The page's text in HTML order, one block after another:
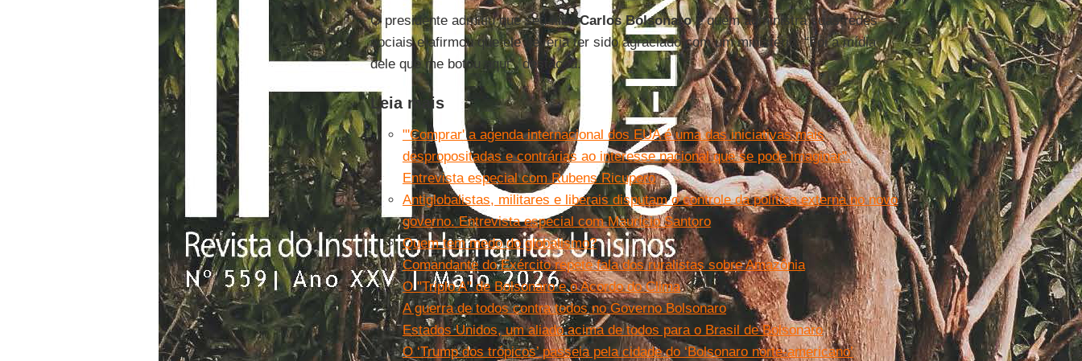
O presidente admitiu que seu filhoCarlos Bolsonaroé quem administra suas redes
sociais e afirmou que ele deveria ter sido agraciado com um ministério. "Foi a mídia
dele que me botou aqui", destacou.
Leia mais
"'Comprar' a agenda internacional dos EUA é uma das iniciativas mais
despropositadas e contrárias ao interesse nacional que se pode imaginar".
Entrevista especial com Rubens Ricupero
Antiglobalistas, militares e liberais disputam o controle da política externa no novo
governo. Entrevista especial com Maurício Santoro
Quem tem medo do globalismo?
Comandante do Exército repete fala dos ruralistas sobre Amazônia
O "Triplo A" de Bolsonaro e o Acordo do Clima
A guerra de todos contra todos no Governo Bolsonaro
Estados Unidos, um aliado acima de todos para o Brasil de Bolsonaro
O ‘Trump dos trópicos’ passeia pela cidade do ‘Bolsonaro norte-americano’